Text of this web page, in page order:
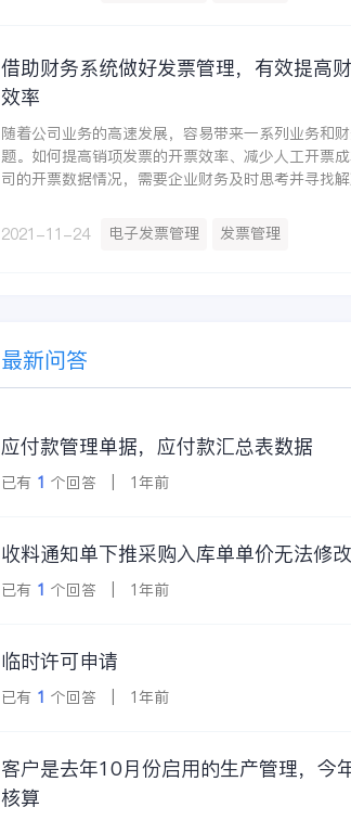
借助财务系统做好发票管理，有效提高
效率
随着公司业务的高速发展，容易带来一系列业务和
题。如何提高销项发票的开票效率、减少人工开票
司的开票数据情况，需要企业财务及时思考并寻找
化趋势中立于不败之地。
2021-11-24 电子发票管理 发票管理
最新问答
应付款管理单据，应付款汇总表数据
已有 1 个回答 | 1年前
收料通知单下推采购入库单单价无法修改
已有 1 个回答 | 1年前
临时许可申请
已有 1 个回答 | 1年前
客户是去年10月份启用的生产管理，今
核算